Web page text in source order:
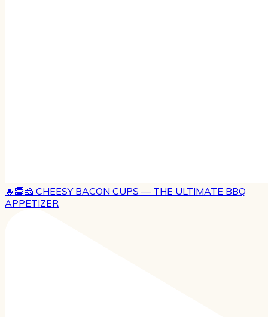
🔥🥓🧀 CHEESY BACON CUPS — THE ULTIMATE BBQ
APPETIZER